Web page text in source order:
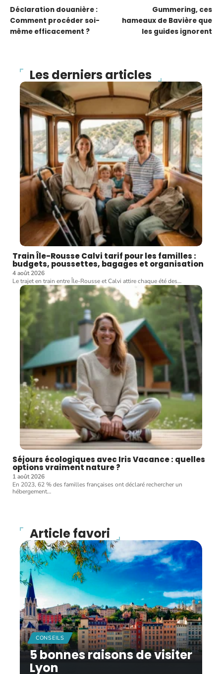
Déclaration douanière :
Comment procéder soi-
même efficacement ?
Gummering, ces
hameaux de Bavière que
les guides ignorent
Les derniers articles
Train Île-Rousse Calvi tarif pour les familles :
budgets, poussettes, bagages et organisation
4 août 2026
Le trajet en train entre Île-Rousse et Calvi attire chaque été des…
Séjours écologiques avec Iris Vacance : quelles
options vraiment nature ?
1 août 2026
En 2023, 62 % des familles françaises ont déclaré rechercher un
hébergement…
Article favori
CONSEILS
5 bonnes raisons de visiter
Lyon